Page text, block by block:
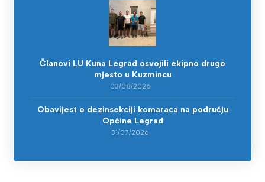
Članovi LU Kuna Legrad osvojili ekipno drugo
mjesto u Kuzmincu
03/08/2026
Obavijest o dezinsekciji komaraca na području
Općine Legrad
31/07/2026